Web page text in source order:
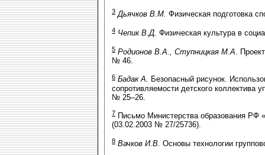
3 Дьячков В.М. Физическая подготовка
4 Чепик В.Д. Физическая культура в
5 Родионов В.А., Ступницкая М.А .
№ 46.
6 Бадак А. Безопасный рисунок.
сопротивляемости детского коллектива
№ 25–26.
7 Письмо Министерства образования РФ
(03.02.2003 № 27/25736).
8 Вачков И.В. Основы технологии